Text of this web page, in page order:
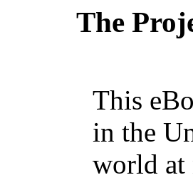
The
This
in the
world at